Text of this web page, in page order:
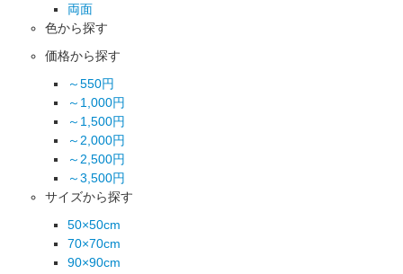
両面
色から探す
価格から探す
～550円
～1,000円
～1,500円
～2,000円
～2,500円
～3,500円
サイズから探す
50×50cm
70×70cm
90×90cm